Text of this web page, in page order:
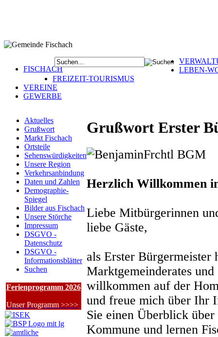
FISCHACH
LEBEN-
FREIZEIT-TOURISMUS
VEREINE
GEWERBE
Aktuelles
Grußwort
Markt Fischach
Ortsteile
Sehenswürdigkeiten
Unsere Region
Verkehrsanbindung
Daten und Zahlen
Demographie-
Spiegel
Bilder aus Fischach
Unsere Störche
Impressum
DSGVO -
Datenschutz
DSGVO -
Informationsblätter
Suchen
Ferienprogramm 2026
Unser Programm >>>>
Grußwort Erster
Herzlich Willkommen
Liebe Mitbürgerinnen
liebe Gäste,
als Erster Bürgermeister
Marktgemeinderates
willkommen auf der
und freue mich über Ihr
Sie einen Überblick
Kommune und lernen